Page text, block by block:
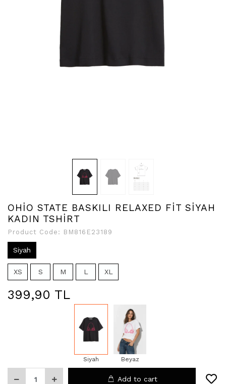
OHİO STATE BASKILI RELAXED FİT SİYAH
KADIN TSHİRT
Product Code: BM816E23189
Siyah
XS S M L XL
399,90 TL
Siyah Beyaz
Add to cart